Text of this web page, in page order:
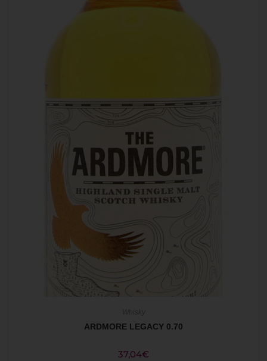
ARDMORE LEGACY 0.70
37,04€